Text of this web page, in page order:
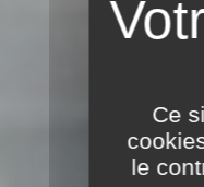
Ce
le